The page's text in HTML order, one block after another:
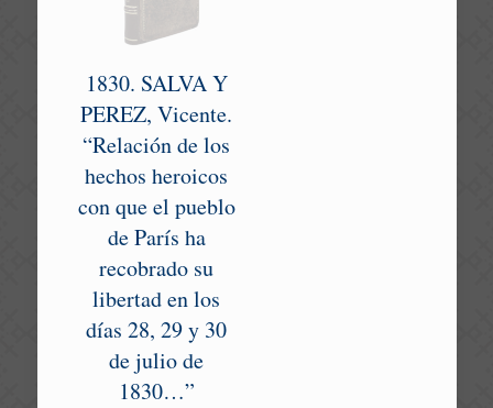
1830. SALVA Y
PEREZ, Vicente.
“Relación de los
hechos heroicos
con que el pueblo
de París ha
recobrado su
libertad en los
días 28, 29 y 30
de julio de
1830…”